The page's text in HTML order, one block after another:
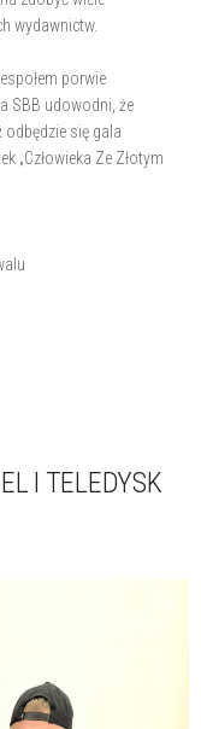
wydawnictw.
porwie
SBB udowodni, że
odbędzie się gala
„Człowieka Ze Złotym
I TELEDYSK